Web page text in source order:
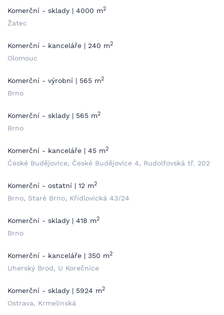
Komerční - sklady | 4000 m2
Žatec
Komerční - kanceláře | 240 m2
Olomouc
Komerční - výrobní | 565 m2
Brno
Komerční - sklady | 565 m2
Brno
Komerční - kanceláře | 45 m2
České Budějovice, České Budějovice 4, Rudolfovská tř. 202
Komerční - ostatní | 12 m2
Brno, Staré Brno, Křídlovická 43/24
Komerční - sklady | 418 m2
Brno
Komerční - kanceláře | 350 m2
Uherský Brod, U Korečnice
Komerční - sklady | 5924 m2
Ostrava, Krmelínská